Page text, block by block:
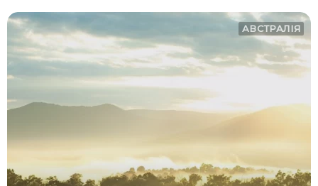
АВСТРАЛІЯ